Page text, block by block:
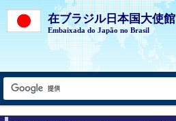
在ブラジル日本国大使館
Embaixada do Japão no Brasil